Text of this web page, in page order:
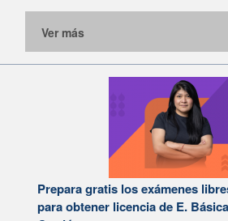
Ver más
Prepara gratis los exámenes
para obtener licencia de E.